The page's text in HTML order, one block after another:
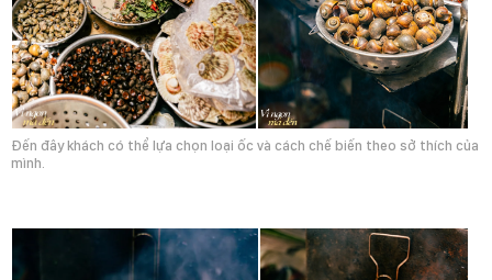
Đến đây khách có thể lựa chọn loại ốc và cách chế biến theo sở thích của
mình.